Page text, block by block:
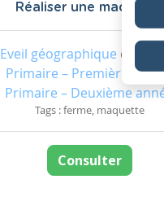
Réaliser une maquette
Eveil géographique de
Primaire – Première
Primaire – Deuxième
Tags : ferme, maquette
Consulter